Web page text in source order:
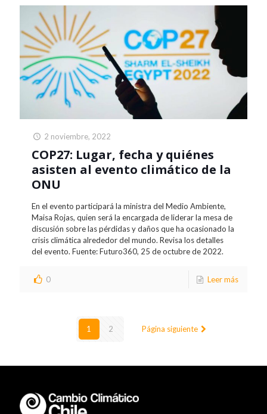
2 noviembre, 2022
COP27: Lugar, fecha y quiénes
asisten al evento climático de la
ONU
En el evento participará la ministra del Medio Ambiente,
Maisa Rojas, quien será la encargada de liderar la mesa de
discusión sobre las pérdidas y daños que ha ocasionado la
crisis climática alrededor del mundo. Revisa los detalles
del evento. Fuente: Futuro360, 25 de octubre de 2022.
0 Leer más
1 2 Página siguiente